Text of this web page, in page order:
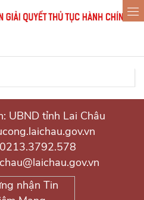
UBND tỉnh Lai Châu